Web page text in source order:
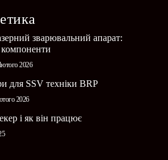
зварювальний апарат:
2026
для SSV техніки BRP
2026
і як він працює